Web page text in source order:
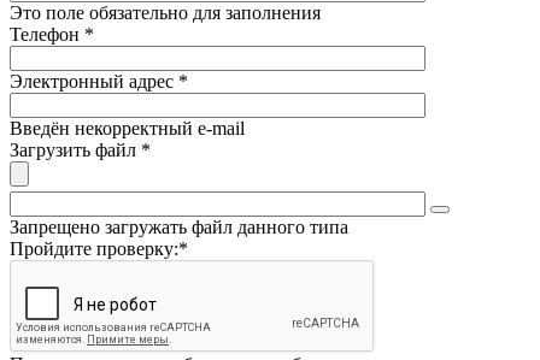
Песок
Подогрев футбольного поля
Это поле обязательно для заполнения
Телефон *
Электронный адрес *
Введён некорректный e-mail
Загрузить файл *
Запрещено загружать файл данного типа
Пройдите проверку:*